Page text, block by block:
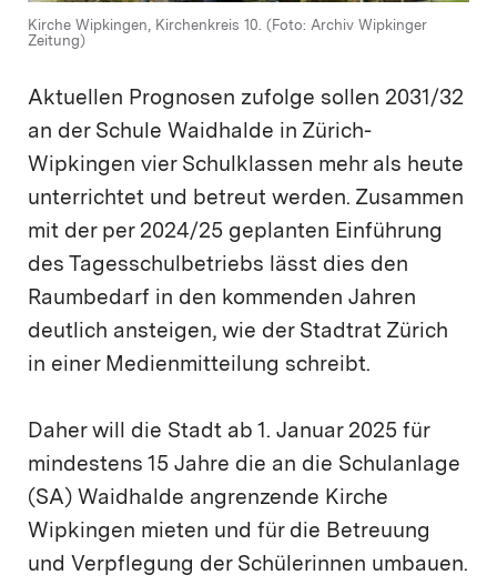
Kirche Wipkingen, Kirchenkreis 10. (Foto: Archiv Wipkinger
Zeitung)
Aktuellen Prognosen zufolge sollen 2031/32
an der Schule Waidhalde in Zürich-
Wipkingen vier Schulklassen mehr als heute
unterrichtet und betreut werden. Zusammen
mit der per 2024/25 geplanten Einführung
des Tagesschulbetriebs lässt dies den
Raumbedarf in den kommenden Jahren
deutlich ansteigen, wie der Stadtrat Zürich
in einer Medienmitteilung schreibt.
Daher will die Stadt ab 1. Januar 2025 für
mindestens 15 Jahre die an die Schulanlage
(SA) Waidhalde angrenzende Kirche
Wipkingen mieten und für die Betreuung
und Verpflegung der Schülerinnen umbauen.